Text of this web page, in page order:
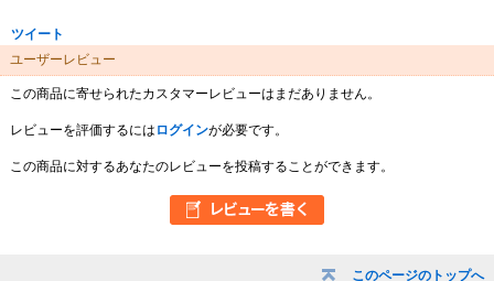
このページのトップへ
ツイート
ユーザーレビュー
この商品に寄せられたカスタマーレビューはまだありません。
レビューを評価するには ログインが必要です。
この商品に対するあなたのレビューを投稿することができます。